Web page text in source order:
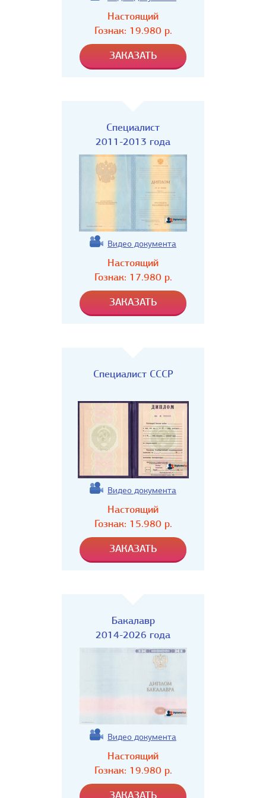
Настоящий
Гознак: 19.980р.
Специалист
2011-2013 года
Видео документа
Настоящий
Гознак: 17.980р.
Специалист СССР
Видео документа
Настоящий
Гознак: 15.980р.
Бакалавр
2014-2026 года
Видео документа
Настоящий
Гознак: 19.980р.